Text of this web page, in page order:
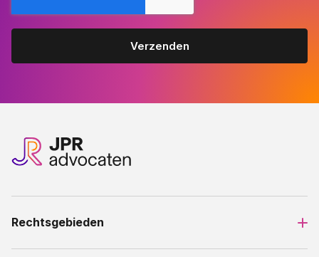
Rechtsgebieden